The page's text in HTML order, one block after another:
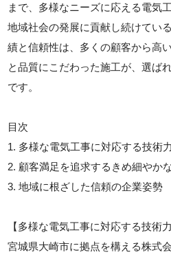
まで、多様なニーズに応える電気
地域社会の発展に貢献し続けてい
績と信頼性は、多くの顧客から高
と品質にこだわった施工が、選ば
です。
目次
1. 多様な電気工事に対応する技術
2. 顧客満足を追求するきめ細やか
3. 地域に根ざした信頼の企業姿勢
【多様な電気工事に対応する技術
宮城県大崎市に拠点を構える株式